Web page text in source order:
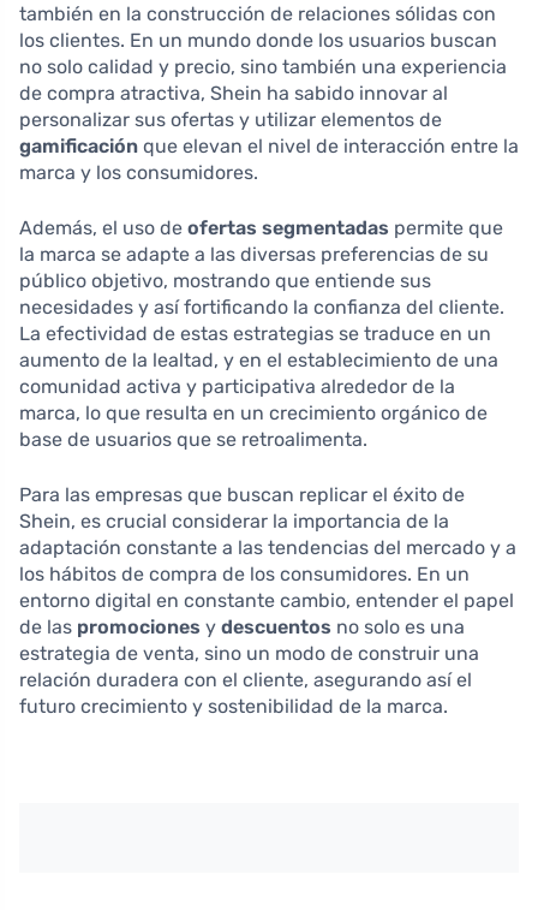
también en la construcción de relaciones sólidas con
los clientes. En un mundo donde los usuarios buscan
no solo calidad y precio, sino también una experiencia
de compra atractiva, Shein ha sabido innovar al
personalizar sus ofertas y utilizar elementos de
gamificación que elevan el nivel de interacción entre la
marca y los consumidores.
Además, el uso de ofertas segmentadas permite que
la marca se adapte a las diversas preferencias de su
público objetivo, mostrando que entiende sus
necesidades y así fortificando la confianza del cliente.
La efectividad de estas estrategias se traduce en un
aumento de la lealtad, y en el establecimiento de una
comunidad activa y participativa alrededor de la
marca, lo que resulta en un crecimiento orgánico de
base de usuarios que se retroalimenta.
Para las empresas que buscan replicar el éxito de
Shein, es crucial considerar la importancia de la
adaptación constante a las tendencias del mercado y a
los hábitos de compra de los consumidores. En un
entorno digital en constante cambio, entender el papel
de las promociones y descuentos no solo es una
estrategia de venta, sino un modo de construir una
relación duradera con el cliente, asegurando así el
futuro crecimiento y sostenibilidad de la marca.